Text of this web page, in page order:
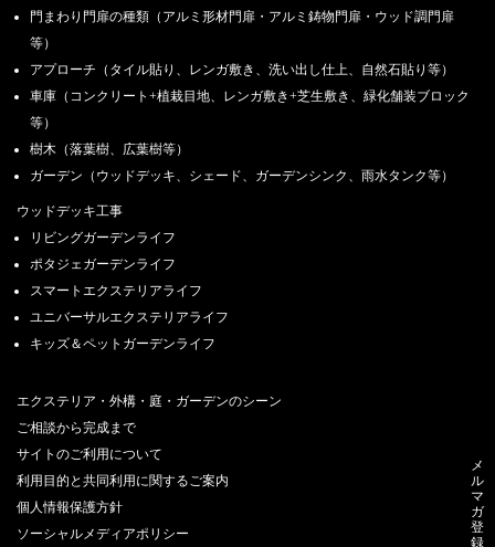
門まわり門扉の種類（アルミ形材門扉・アルミ鋳物門扉・ウッド調門扉
等）
アプローチ（タイル貼り、レンガ敷き、洗い出し仕上、自然石貼り等）
車庫（コンクリート+植栽目地、レンガ敷き+芝生敷き、緑化舗装ブロック
等）
樹木（落葉樹、広葉樹等）
ガーデン（ウッドデッキ、シェード、ガーデンシンク、雨水タンク等）
ウッドデッキ工事
リビングガーデンライフ
ポタジェガーデンライフ
スマートエクステリアライフ
ユニバーサルエクステリアライフ
キッズ＆ペットガーデンライフ
エクステリア・外構・庭・ガーデンのシーン
ご相談から完成まで
サイトのご利用について
利用目的と共同利用に関するご案内
個人情報保護方針
ソーシャルメディアポリシー
メ
ル
マ
ガ
登
録